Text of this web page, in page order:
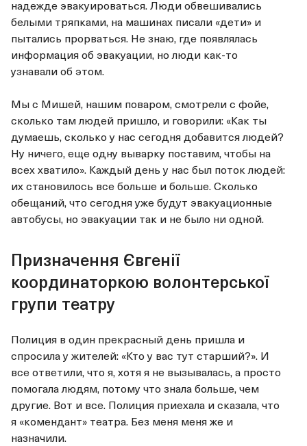
надежде эвакуироваться. Люди обвешивались
белыми тряпками, на машинах писали «дети» и
пытались прорваться. Не знаю, где появлялась
информация об эвакуации, но люди как-то
узнавали об этом.
Мы с Мишей, нашим поваром, смотрели с фойе,
сколько там людей пришло, и говорили: «Как ты
думаешь, сколько у нас сегодня добавится людей?
Ну ничего, еще одну выварку поставим, чтобы на
всех хватило». Каждый день у нас был поток людей:
их становилось все больше и больше. Сколько
обещаний, что сегодня уже будут эвакуационные
автобусы, но эвакуации так и не было ни одной.
Призначення Євгенії
координаторкою волонтерської
групи театру
Полиция в один прекрасный день пришла и
спросила у жителей: «Кто у вас тут старший?». И
все ответили, что я, хотя я не вызывалась, а просто
помогала людям, потому что знала больше, чем
другие. Вот и все. Полиция приехала и сказала, что
я «комендант» театра. Без меня меня же и
назначили.